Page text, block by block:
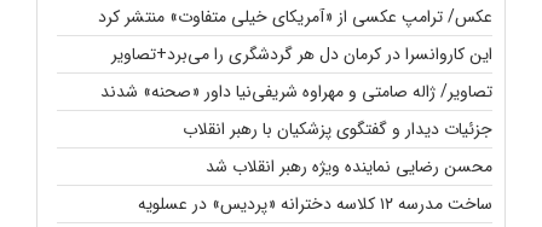
عکس/ ترامپ عکسی از «آمریکای خیلی متفاوت» منتشر کرد
این کاروانسرا در کرمان دل هر گردشگری را می‌برد+تصاویر
تصاویر/ ژاله صامتی و مهراوه شریفی‌نیا داور «صحنه» شدند
جزئیات دیدار و گفتگوی پزشکیان با رهبر انقلاب
محسن رضایی نماینده ویژه رهبر انقلاب شد
ساخت مدرسه ۱۲ کلاسه دخترانه «پردیس» در عسلویه